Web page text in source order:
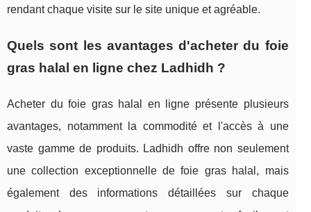
rendant chaque visite sur le site unique et agréable.
Quels sont les avantages d'acheter du foie
gras halal en ligne chez Ladhidh ?
Acheter du foie gras halal en ligne présente plusieurs
avantages, notamment la commodité et l'accès à une
vaste gamme de produits. Ladhidh offre non seulement
une collection exceptionnelle de foie gras halal, mais
également des informations détaillées sur chaque